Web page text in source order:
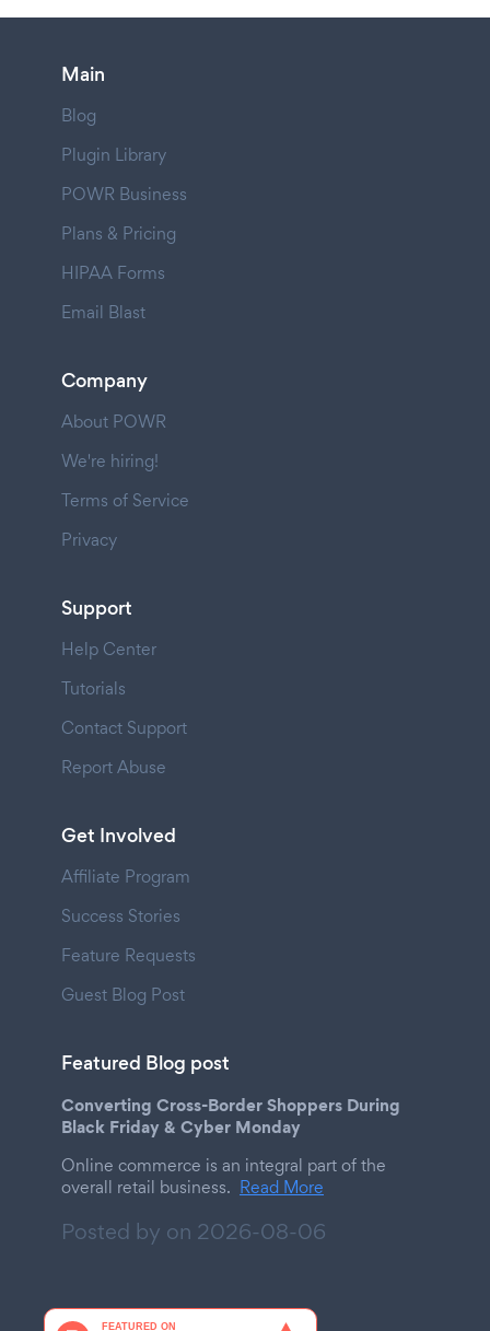
Main
Blog
Plugin Library
POWR Business
Plans & Pricing
HIPAA Forms
Email Blast
Company
About POWR
We're hiring!
Terms of Service
Privacy
Support
Help Center
Tutorials
Contact Support
Report Abuse
Get Involved
Affiliate Program
Success Stories
Feature Requests
Guest Blog Post
Featured Blog post
Converting Cross-Border Shoppers During
Black Friday & Cyber Monday
Online commerce is an integral part of the
overall retail business. Read More
Posted by on 2026-08-06